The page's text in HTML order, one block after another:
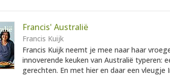
Francis' Australië
Francis Kuijk
Francis Kuijk neemt je mee naar haar
innoverende keuken van Australië typeren:
gerechten. En met hier en daar een vleugje